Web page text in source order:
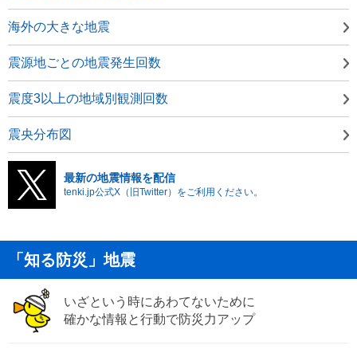
海外の大きな地震
震源地ごとの地震発生回数
震度3以上の地域別観測回数
震央分布図
最新の地震情報を配信
tenki.jp公式X（旧Twitter）をご利用ください。
「知る防災」地震
いざという時にあわてないために
確かな情報と行動で防災力アップ